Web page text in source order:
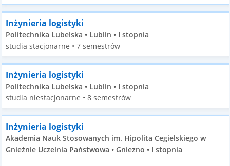
Inżynieria logistyki
Politechnika Lubelska • Lublin • I stopnia
studia stacjonarne • 7 semestrów
Inżynieria logistyki
Politechnika Lubelska • Lublin • I stopnia
studia niestacjonarne • 8 semestrów
Inżynieria logistyki
Akademia Nauk Stosowanych im. Hipolita Cegielskiego w
Gnieźnie Uczelnia Państwowa • Gniezno • I stopnia